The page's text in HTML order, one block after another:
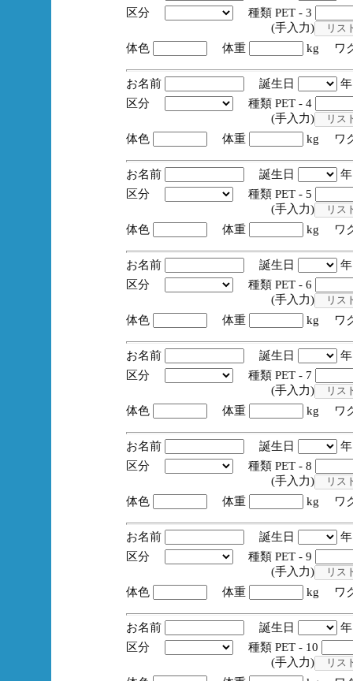
区分
種類 PET - 3
(手入力)
体色
体重 kg ワ
お名前 誕生日
区分
種類 PET - 4
(手入力)
体色
体重 kg ワ
お名前 誕生日
区分
種類 PET - 5
(手入力)
体色
体重 kg ワ
お名前 誕生日
区分
種類 PET - 6
(手入力)
体色
体重 kg ワ
お名前 誕生日
区分
種類 PET - 7
(手入力)
体色
体重 kg ワ
お名前 誕生日
区分
種類 PET - 8
(手入力)
体色
体重 kg ワ
お名前 誕生日
区分
種類 PET - 9
(手入力)
体色
体重 kg ワ
お名前 誕生日
区分
種類 PET - 10
(手入力)